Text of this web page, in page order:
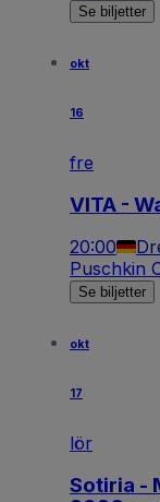
Se biljetter
okt
16
fre
VITA -
20:00
Puschkin
Se biljetter
okt
17
lör
Sotiria -